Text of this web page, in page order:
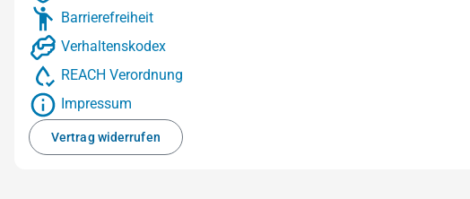
Barrierefreiheit
Verhaltenskodex
REACH Verordnung
Impressum
Vertrag widerrufen